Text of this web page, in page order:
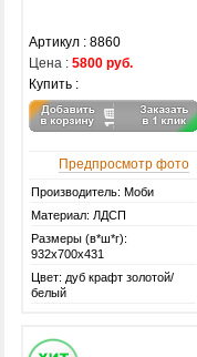
Артикул : 8860
Цена : 5800 руб.
Купить :
Предпросмотр фото
Производитель: Моби
Материал: ЛДСП
Размеры (в*ш*г):
932х700х431
Цвет: дуб крафт золотой/
белый